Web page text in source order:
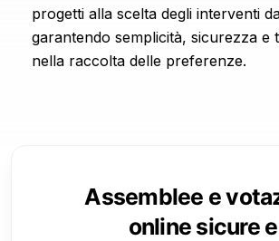
progetti alla scelta degli interventi
garantendo semplicità, sicurezza e
nella raccolta delle preferenze.
Assemblee e
online sicure e